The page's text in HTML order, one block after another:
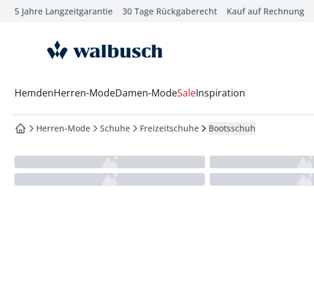
springen
springen
springen
5 Jahre Langzeitgarantie 30 Tage Rückgaberecht Kauf auf Rechnung
zur Startseite
Wechsel in das Menü mit Pfeil-Runter Taste
HemdenHerren-ModeDamen-ModeSaleInspiration
zur Startseite
Herren-Mode Schuhe Freizeitschuhe Bootsschuh